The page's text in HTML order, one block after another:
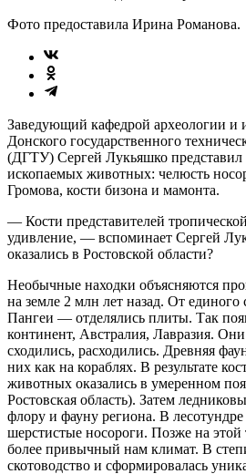
Фото предоставила Ирина Романова.
Заведующий кафедрой археологии и
Донского государственного
(ДГТУ) Сергей Лукьяшко
ископаемых животных: челюсть
Громова, кости бизона и мамонта.
— Кости представителей
удивление, — вспоминает Сергей
оказались в Ростовской области?
Необычные находки объясняются
на земле 2 млн лет назад. От
Пангеи — отделялись плиты. Так
континент, Австралия, Лавразия.
сходились, расходились. Древняя
них как на кораблях. В результате
животных оказались в умеренном
Ростовская область). Затем
флору и фауну региона. В
шерстистые носороги. Позже на этой
более привычный нам климат. В
скотоводство и сформировалась